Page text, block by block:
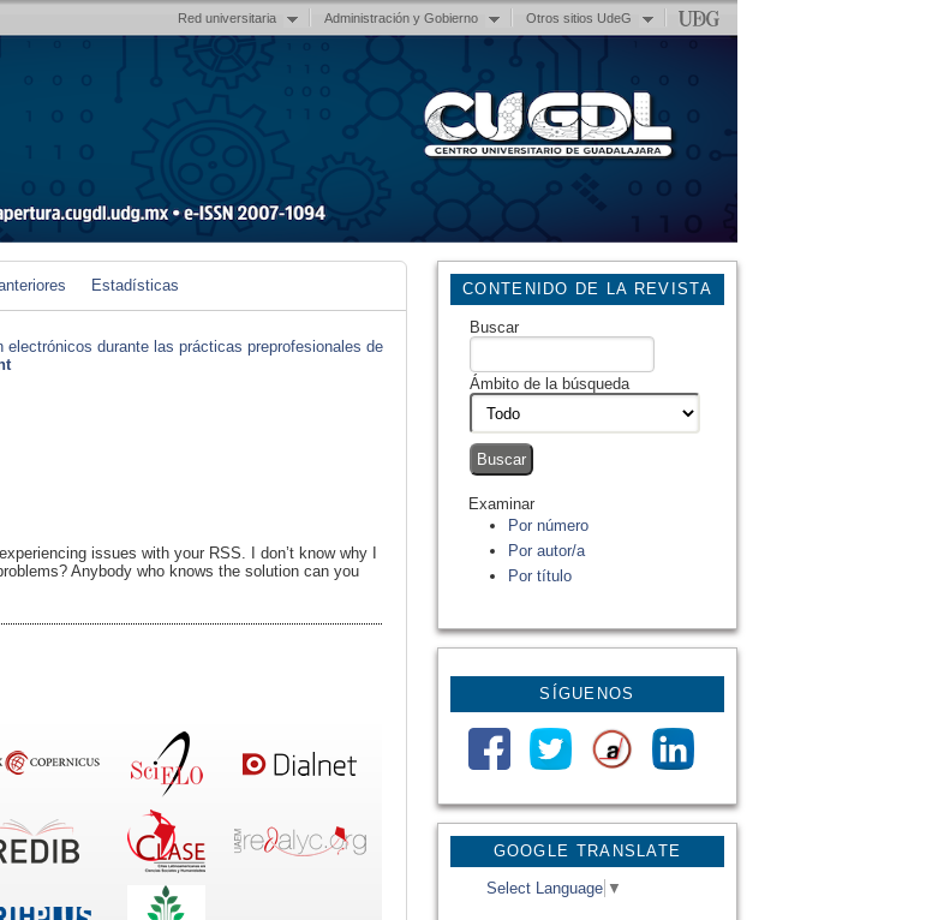
Red universitaria Administración y Gobierno Otros sitios UdeG
GOOGLE TRANSLATE
Select Language ▼
CONTENIDO DE LA REVISTA
Buscar
Ámbito de la búsqueda
Examinar
Por número
Por autor/a
Por título
SÍGUENOS
Estadísticas
durante las prácticas preprofesionales de
issues with your RSS. I don’t know why I
Anybody who knows the solution can you